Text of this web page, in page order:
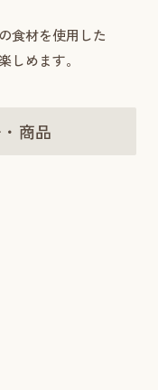
食材を使用した
しめます。
商品